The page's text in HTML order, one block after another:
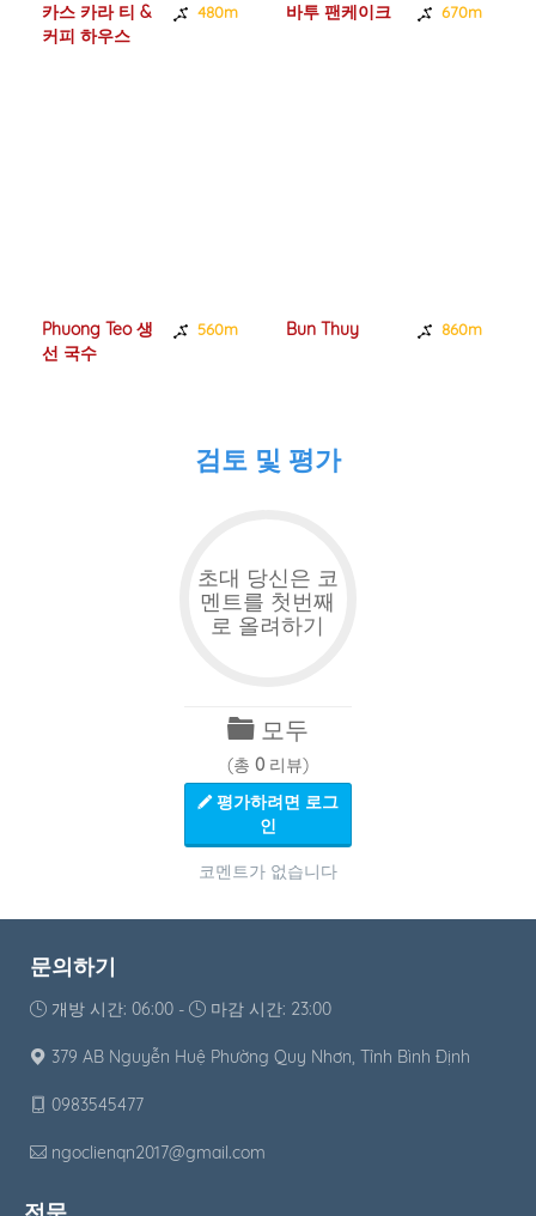
카스 카라 티 &
커피 하우스
480m
Phuong Teo 생
선 국수
560m
바투 팬케이크 670m
Bun Thuy 860m
검토 및 평가
초대 당신은 코
멘트를 첫번째
로 올려하기
모두
(총 0 리뷰)
평가하려면 로그
인
코멘트가 없습니다
문의하기
개방 시간: 06:00 - 마감 시간: 23:00
379 AB Nguyễn Huệ Phường Quy Nhơn, Tỉnh Bình Định
0983545477
ngoclienqn2017@gmail.com